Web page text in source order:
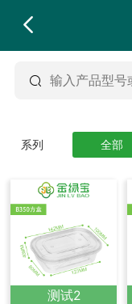
系列 全部
测试2